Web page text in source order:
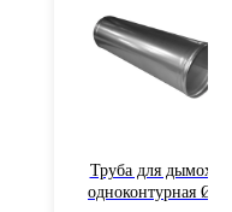
Труба для
одноконтурная